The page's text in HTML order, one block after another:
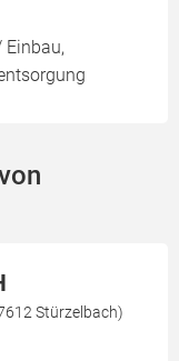
Einbau,
Stürzelbach)